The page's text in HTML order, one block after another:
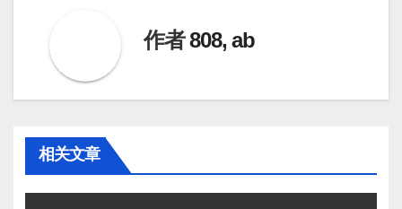
作者808, ab
相关文章